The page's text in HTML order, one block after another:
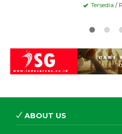
Tersedia /
ABOUT US